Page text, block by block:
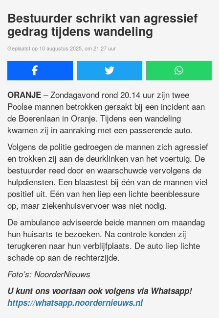
Bestuurder schrikt van agressief
gedrag tijdens wandeling
Geplaatst op 10 augustus 2025, om 21:27 uur
ORANJE – Zondagavond rond 20.14 uur zijn twee
Poolse mannen betrokken geraakt bij een incident aan
de Boerenlaan in Oranje. Tijdens een wandeling
kwamen zij in aanraking met een passerende auto.
Volgens de politie gedroegen de mannen zich agressief
en trokken zij aan de deurklinken van het voertuig. De
bestuurder reed door en waarschuwde vervolgens de
hulpdiensten. Een blaastest bij één van de mannen viel
positief uit. Eén van hen liep een lichte beenblessure
op, maar ziekenhuisvervoer was niet nodig.
De ambulance adviseerde beide mannen om maandag
hun huisarts te bezoeken. Na controle konden zij
terugkeren naar hun verblijfplaats. De auto liep lichte
schade op aan de rechterzijde.
Foto’s: NoorderNieuws
U kunt ons voortaan ook volgens via Whatsapp!
https://whatsapp.noordernieuws.nl